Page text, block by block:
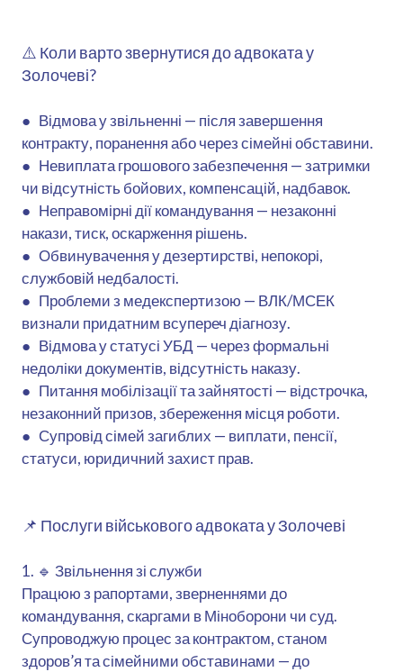
⚠️ Коли варто звернутися до адвоката у
Золочеві?
● Відмова у звільненні — після завершення
контракту, поранення або через сімейні обставини.
● Невиплата грошового забезпечення — затримки
чи відсутність бойових, компенсацій, надбавок.
● Неправомірні дії командування — незаконні
накази, тиск, оскарження рішень.
● Обвинувачення у дезертирстві, непокорі,
службовій недбалості.
● Проблеми з медекспертизою — ВЛК/МСЕК
визнали придатним всупереч діагнозу.
● Відмова у статусі УБД — через формальні
недоліки документів, відсутність наказу.
● Питання мобілізації та зайнятості — відстрочка,
незаконний призов, збереження місця роботи.
● Супровід сімей загиблих — виплати, пенсії,
статуси, юридичний захист прав.
📌 Послуги військового адвоката у Золочеві
1. 🔹 Звільнення зі служби
Працюю з рапортами, зверненнями до
командування, скаргами в Міноборони чи суд.
Супроводжую процес за контрактом, станом
здоров’я та сімейними обставинами — до